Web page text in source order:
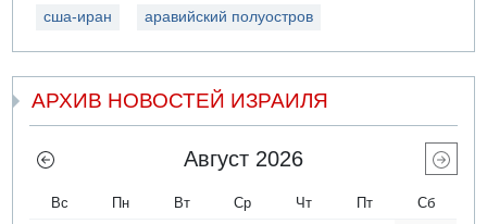
сша-иран аравийский полуостров
АРХИВ НОВОСТЕЙ ИЗРАИЛЯ
Август 2026
Вс Пн Вт Ср Чт Пт Сб